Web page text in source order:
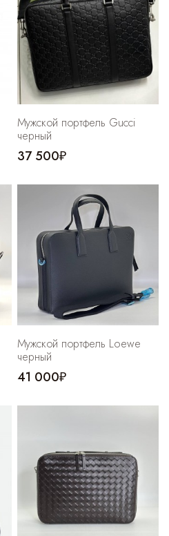
Мужской портфель Gucci
черный
37 500₽
Мужской портфель Loewe
черный
41 000₽